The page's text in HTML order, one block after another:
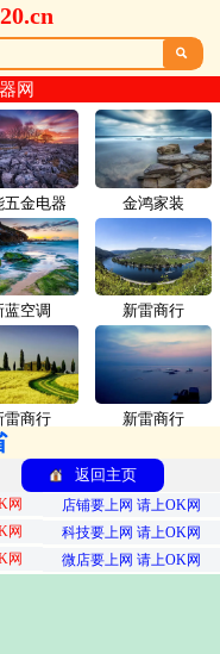

网
五金电器 金鸿家装
蓝空调 新雷商行
雷商行 新雷商行
返回主页
网
店铺要上网 请上OK网
网
科技要上网 请上OK网
网 微店要上网 请上OK网